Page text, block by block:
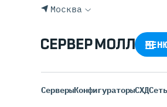
Москва
СерверыКонфигураторыСХДСеть